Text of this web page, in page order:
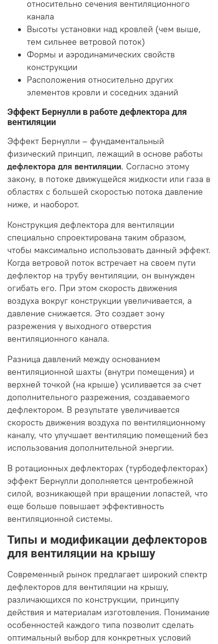
относительно сечения вентиляционного
канала
Высоты установки над кровлей (чем выше,
тем сильнее ветровой поток)
Формы и аэродинамических свойств
конструкции
Расположения относительно других
элементов кровли и соседних зданий
Эффект Бернулли в работе дефлектора для
вентиляции
Эффект Бернулли – фундаментальный
физический принцип, лежащий в основе работы
дефлектора для вентиляции. Согласно этому
закону, в потоке движущейся жидкости или газа в
областях с большей скоростью потока давление
ниже, и наоборот.
Конструкция дефлектора для вентиляции
специально спроектирована таким образом,
чтобы максимально использовать данный эффект.
Когда ветровой поток встречает на своем пути
дефлектор на трубу вентиляции, он вынужден
огибать его. При этом скорость движения
воздуха вокруг конструкции увеличивается, а
давление снижается. Это создает зону
разрежения у выходного отверстия
вентиляционного канала.
Разница давлений между основанием
вентиляционной шахты (внутри помещения) и
верхней точкой (на крыше) усиливается за счет
дополнительного разрежения, создаваемого
дефлектором. В результате увеличивается
скорость движения воздуха по вентиляционному
каналу, что улучшает вентиляцию помещений без
использования дополнительной энергии.
В ротационных дефлекторах (турбодефлекторах)
эффект Бернулли дополняется центробежной
силой, возникающей при вращении лопастей, что
еще больше повышает эффективность
вентиляционной системы.
Типы и модификации дефлекторов
для вентиляции на крышу
Современный рынок предлагает широкий спектр
дефлекторов для вентиляции на крышу,
различающихся по конструкции, принципу
действия и материалам изготовления. Понимание
особенностей каждого типа позволит сделать
оптимальный выбор для конкретных условий